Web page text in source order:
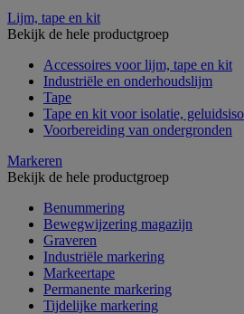
Lijm, tape en kit
Bekijk de hele productgroep
Accessoires voor lijm, tape en kit
Industriële en onderhoudslijm
Tape
Tape en kit voor isolatie,
Voorbereiding van ondergronden
Markeren
Bekijk de hele productgroep
Benummering
Bewegwijzering magazijn
Graveren
Industriële markering
Markeertape
Permanente markering
Tijdelijke markering